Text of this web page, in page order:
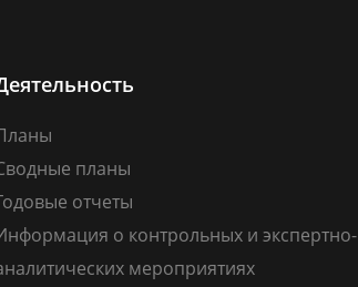
планы
отчеты
о контрольных и экспертно-
мероприятиях